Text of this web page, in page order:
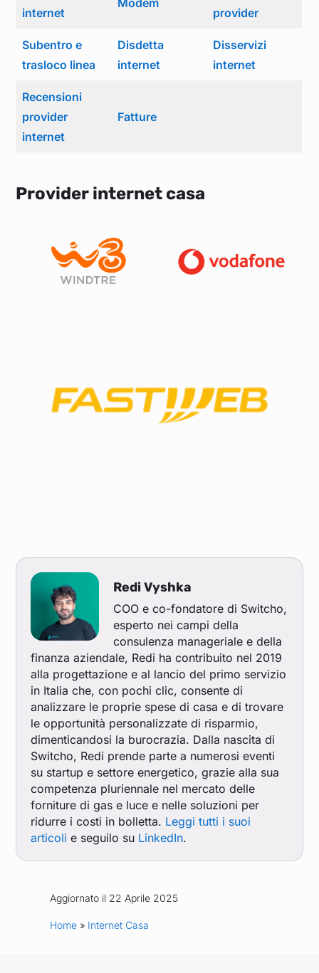
internet
Modem
provider
Subentro e
trasloco linea
Disdetta
internet
Disservizi
internet
Recensioni
provider
internet
Fatture
Provider internet casa
Redi Vyshka
COO e co-fondatore di Switcho,
esperto nei campi della
consulenza manageriale e della
finanza aziendale, Redi ha contribuito nel 2019
alla progettazione e al lancio del primo servizio
in Italia che, con pochi clic, consente di
analizzare le proprie spese di casa e di trovare
le opportunità personalizzate di risparmio,
dimenticandosi la burocrazia. Dalla nascita di
Switcho, Redi prende parte a numerosi eventi
su startup e settore energetico, grazie alla sua
competenza pluriennale nel mercato delle
forniture di gas e luce e nelle soluzioni per
ridurre i costi in bolletta. Leggi tutti i suoi
articoli e seguilo su LinkedIn.
Aggiornato il 22 Aprile 2025
Home» Internet Casa